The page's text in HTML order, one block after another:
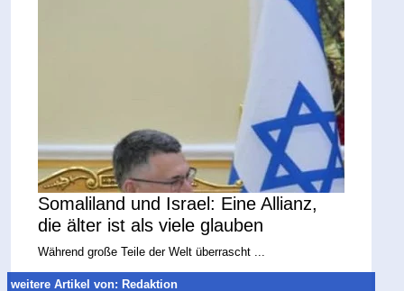
Somaliland und Israel: Eine Allianz,
die älter ist als viele glauben
Während große Teile der Welt überrascht ...
weitere Artikel von: Redaktion